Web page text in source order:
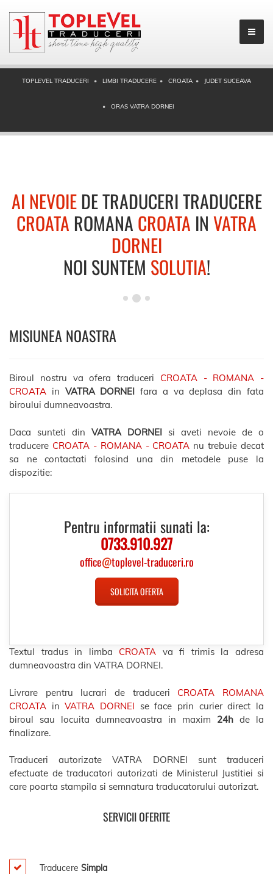
TOPLEVEL TRADUCERI LIMBI TRADUCERE CROATA JUDET SUCEAVA
ORAS VATRA DORNEI
AI NEVOIEDE TRADUCERI TRADUCERE
CROATA ROMANA CROATA IN VATRA
DORNEI
NOI SUNTEM SOLUTIA!
MISIUNEA NOASTRA
Biroul nostru va ofera traduceri CROATA - ROMANA -
CROATA in VATRA DORNEI fara a va deplasa din fata
biroului dumneavoastra.
Daca sunteti din VATRA DORNEI si aveti nevoie de o
traducere CROATA - ROMANA - CROATA nu trebuie decat
sa ne contactati folosind una din metodele puse la
dispozitie:
Pentru informatii sunati la:
0733.910.927
office@toplevel-traduceri.ro
SOLICITA OFERTA
Textul tradus in limba CROATA va fi trimis la adresa
dumneavoastra din VATRA DORNEI.
Livrare pentru lucrari de traduceri CROATA ROMANA
CROATA inVATRA DORNEI se face prin curier direct la
biroul sau locuita dumneavoastra in maxim 24h de la
finalizare.
Traduceri autorizate VATRA DORNEI sunt traduceri
efectuate de traducatori autorizati de Ministerul Justitiei si
care poarta stampila si semnatura traducatorului autorizat.
SERVICII OFERITE
Traducere Simpla